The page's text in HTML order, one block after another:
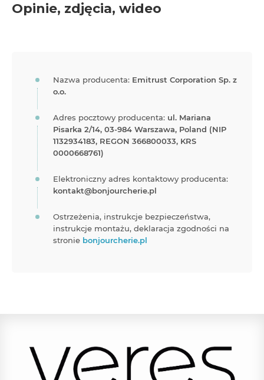
Opinie, zdjęcia, wideo
Nazwa producenta: Emitrust Corporation Sp. z
o.o.
Adres pocztowy producenta: ul. Mariana
Pisarka 2/14, 03-984 Warszawa, Poland (NIP
1132934183, REGON 366800033, KRS
0000668761)
Elektroniczny adres kontaktowy producenta:
kontakt@bonjourcherie.pl
Ostrzeżenia, instrukcje bezpieczeństwa,
instrukcje montażu, deklaracja zgodności na
stronie bonjourcherie.pl